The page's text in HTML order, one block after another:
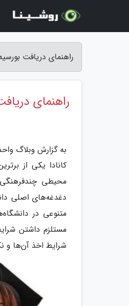
راهنمای دریافت
راهنمای
به گزارش وبلاگ
کانادا یکی از
محیطی
دغدغه‌های اصلی
متنوعی در
مستلزم داشتن
شرایط اخذ آن‌ها و